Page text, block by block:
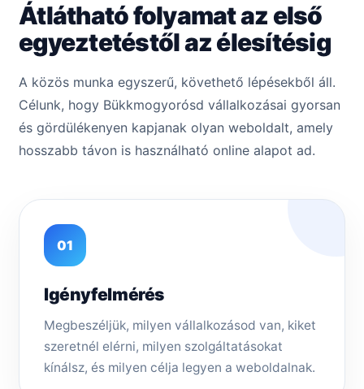
Átlátható folyamat az első
egyeztetéstől az élesítésig
A közös munka egyszerű, követhető lépésekből áll.
Célunk, hogy Bükkmogyorósd vállalkozásai gyorsan
és gördülékenyen kapjanak olyan weboldalt, amely
hosszabb távon is használható online alapot ad.
01
Igényfelmérés
Megbeszéljük, milyen vállalkozásod van, kiket
szeretnél elérni, milyen szolgáltatásokat
kínálsz, és milyen célja legyen a weboldalnak.